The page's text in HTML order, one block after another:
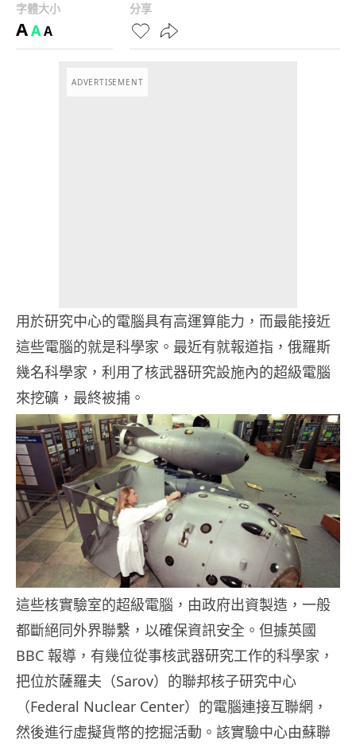
字體大小
AAA
分享
ADVERTISEMENT
用於研究中心的電腦具有高運算能力，而最能接近
這些電腦的就是科學家。最近有就報道指，俄羅斯
幾名科學家，利用了核武器研究設施內的超級電腦
來挖礦，最終被捕。
這些核實驗室的超級電腦，由政府出資製造，一般
都斷絕同外界聯繫，以確保資訊安全。但據英國
BBC 報導，有幾位從事核武器研究工作的科學家，
把位於薩羅夫（Sarov）的聯邦核子研究中心
（Federal Nuclear Center）的電腦連接互聯網，
然後進行虛擬貨幣的挖掘活動。該實驗中心由蘇聯